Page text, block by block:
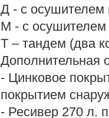
Д - с осушителем
М - с осушителем
Т – тандем (два
Дополнительная
- Цинковое
покрытием
- Ресивер 270 л.